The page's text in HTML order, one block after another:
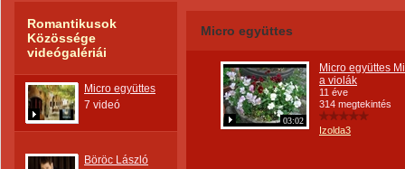
Romantikusok
Közössége
videógalériái
Micro együttes
7 videó
Böröc László
Micro együttes
03:02
Micro együttes
a violák
11 éve
314 megtekintés
Izolda3